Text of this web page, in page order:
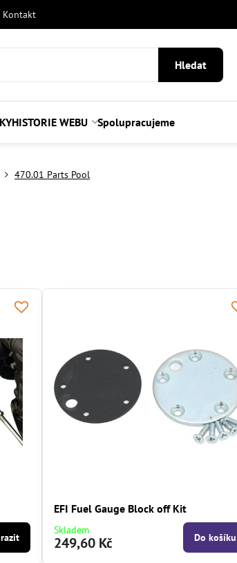
Kontakt
Hledat
HISTORIE WEBU Spolupracujeme
470.01 Parts Pool
EFI Fuel Gauge Block off Kit
Skladem
249,60 Kč Do košíku